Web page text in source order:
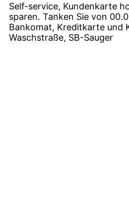
Self-service, Kundenkarte
sparen. Tanken Sie von
Bankomat, Kreditkarte und
Waschstraße, SB-Sauger